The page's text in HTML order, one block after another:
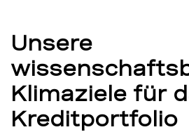
Unsere
Klimaziele für
Kreditportfolio